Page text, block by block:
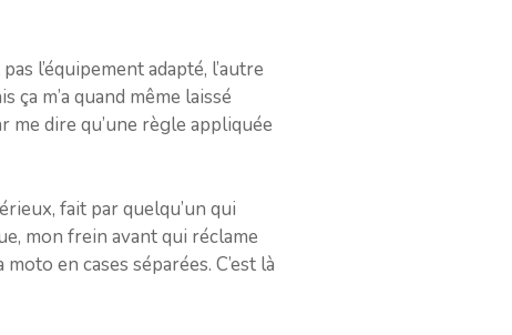
l’équipement adapté, l’autre
m’a quand même laissé
me dire qu’une règle appliquée
fait par quelqu’un qui
mon frein avant qui réclame
en cases séparées. C’est là